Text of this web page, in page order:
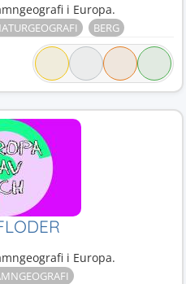
i Europa.
BERG
i Europa.